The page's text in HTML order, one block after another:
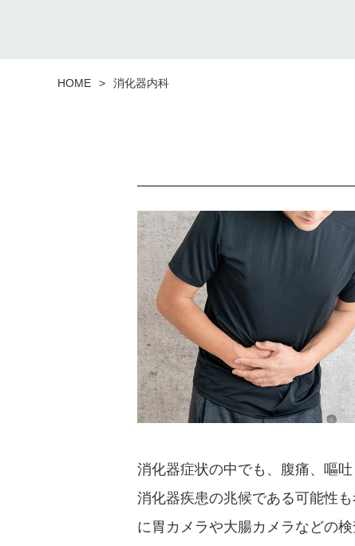
HOME 消化器内科
消化器症状の中でも、腹痛、嘔
消化器疾患の兆候である可能性
に胃カメラや大腸カメラなどの